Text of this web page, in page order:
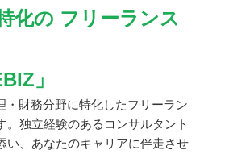
化の フリーランス
」
・財務分野に特化したフリーラン
。独立経験のあるコンサルタント
い、あなたのキャリアに伴走させ